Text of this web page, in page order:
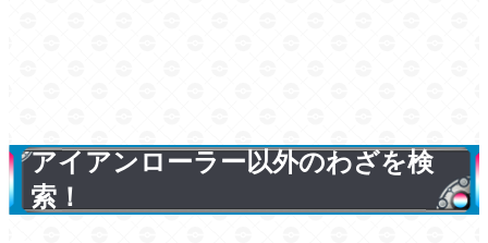
アイアンローラー以外のわざを検
索！